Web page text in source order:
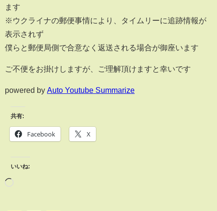
ます
※ウクライナの郵便事情により、タイムリーに追跡情報が
表示されず
僕らと郵便局側で合意なく返送される場合が御座います
ご不便をお掛けしますが、ご理解頂けますと幸いです
powered by Auto Youtube Summarize
共有:
Facebook X
いいね: